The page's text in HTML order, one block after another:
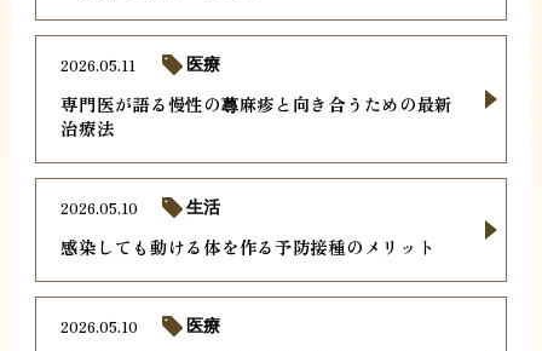
専門医が語る慢性の蕁麻疹と向き合うための最新
治療法
2026.05.11 医療
感染しても動ける体を作る予防接種のメリット
2026.05.10 生活
2026.05.10 医療